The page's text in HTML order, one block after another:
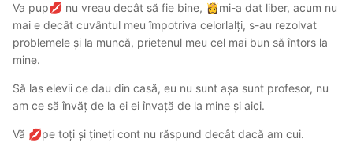
Va pup💋 nu vreau decât să fie bine, 👸mi-a dat liber, acum nu
mai e decât cuvântul meu împotriva celorlalți, s-au rezolvat
problemele și la muncă, prietenul meu cel mai bun să întors la
mine.
Să las elevii ce dau din casă, eu nu sunt așa sunt profesor, nu
am ce să învăț de la ei ei învață de la mine și aici.
Vă 💋pe toți și țineți cont nu răspund decât dacă am cui.